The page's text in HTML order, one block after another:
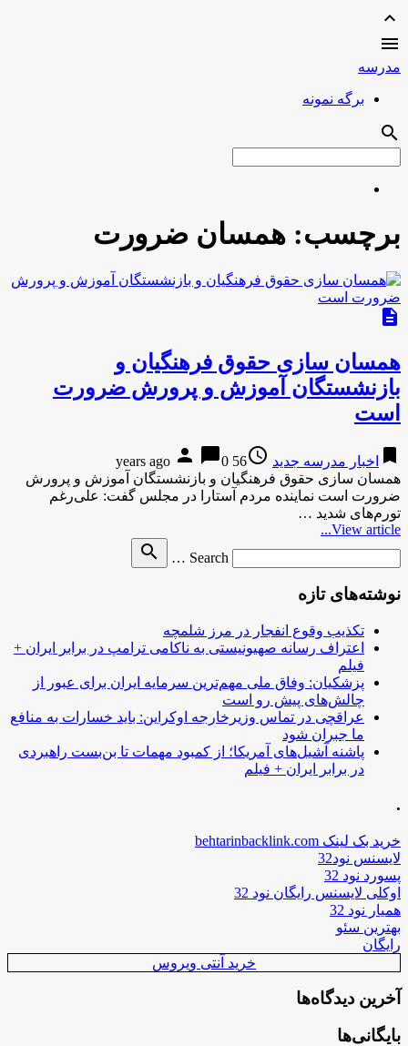
expand_less

مدرسه
برگه نمونه
search
برچسب: همسان ضرورت
description
همسان سازی حقوق فرهنگیان و
بازنشستگان آموزش و پرورش ضرورت
است
bookmark اخبار مدرسه جدید access_time
56 years ago
person chat_bubble0
همسان سازی حقوق فرهنگیان و بازنشستگان آموزش و پرورش
ضرورت است نماینده مردم آستارا در مجلس گفت: علی‌رغم
تورم‌های شدید …
View article...
Search …
search
نوشته‌های تازه
تکذیب وقوع انفجار در مرز شلمچه
اعتراف رسانه صهیونیستی به ناکامی ترامپ در برابر ایران +
فیلم
پزشکیان: وفاق ملی مهم‌ترین سرمایه ایران برای عبور از
چالش‌های پیش رو است
عراقچی در تماس وزیرخارجه اوکراین: باید خسارات به منافع
ما جبران شود
پاشنه آشیل‌های آمریکا؛ از کمبود مهمات تا بن‌بست راهبردی
در برابر ایران + فیلم
.
خرید بک لینک behtarinbacklink.com
لایسنس نود32
پسورد نود 32
اوکلی لایسنس رایگان نود 32
همیار نود 32
بهترین سئو
رایگان
خرید آنتی ویروس
آخرین دیدگاه‌ها
بایگانی‌ها